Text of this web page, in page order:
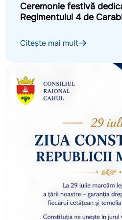
Ceremonie festivă
Regimentului 4 de
Citește mai mult